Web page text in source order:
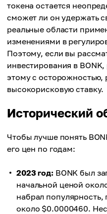
токена остается
сможет ли он удержать
реальные области
изменениями в
Поэтому, если вы
инвестирования в
этому с осторожностью,
высокорисковую ставку.
Исторический
Чтобы лучше понять
его цен по годам:
2023 год: BONK был
начальной ценой
набрал
около $0.0000460.